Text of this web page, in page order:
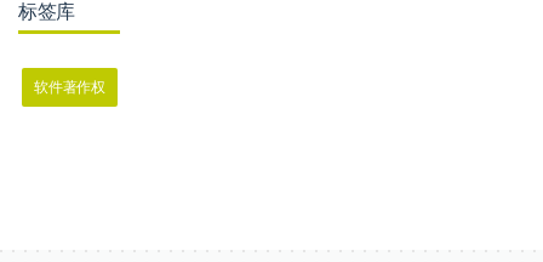
标签库
软件著作权